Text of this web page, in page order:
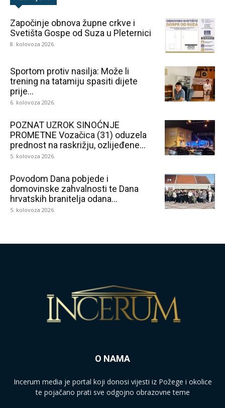
Započinje obnova župne crkve i
Svetišta Gospe od Suza u Pleternici
8. kolovoza 2026.
Sportom protiv nasilja: Može li
trening na tatamiju spasiti dijete
prije...
6. kolovoza 2026.
POZNAT UZROK SINOĆNJE
PROMETNE Vozačica (31) oduzela
prednost na raskrižju, ozlijeđene...
5. kolovoza 2026.
Povodom Dana pobjede i
domovinske zahvalnosti te Dana
hrvatskih branitelja odana...
5. kolovoza 2026.
O NAMA
Incerum media je portal koji donosi vijesti iz Požege i okolice
te pojačano prati sve odgojno obrazovne teme